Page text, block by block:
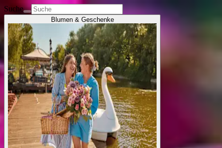
Suche
Blumen & Geschenke